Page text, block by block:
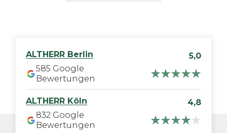
ALTHERR Berlin
5,0
585 Google
Bewertungen
ALTHERR Köln
4,8
832 Google
Bewertungen